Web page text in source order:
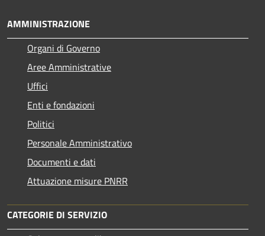
AMMINISTRAZIONE
Organi di Governo
Aree Amministrative
Uffici
Enti e fondazioni
Politici
Personale Amministrativo
Documenti e dati
Attuazione misure PNRR
CATEGORIE DI SERVIZIO